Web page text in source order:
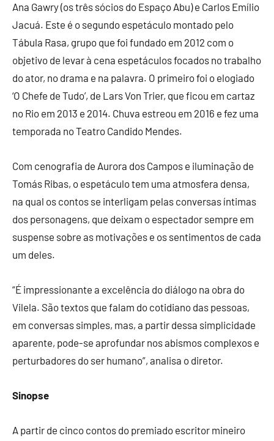
Ana Gawry (os três sócios do Espaço Abu) e Carlos Emílio
Jacuá. Este é o segundo espetáculo montado pelo
Tábula Rasa, grupo que foi fundado em 2012 com o
objetivo de levar à cena espetáculos focados no trabalho
do ator, no drama e na palavra. O primeiro foi o elogiado
‘O Chefe de Tudo’, de Lars Von Trier, que ficou em cartaz
no Rio em 2013 e 2014. Chuva estreou em 2016 e fez uma
temporada no Teatro Candido Mendes.
Com cenografia de Aurora dos Campos e iluminação de
Tomás Ribas, o espetáculo tem uma atmosfera densa,
na qual os contos se interligam pelas conversas íntimas
dos personagens, que deixam o espectador sempre em
suspense sobre as motivações e os sentimentos de cada
um deles.
“É impressionante a excelência do diálogo na obra do
Vilela. São textos que falam do cotidiano das pessoas,
em conversas simples, mas, a partir dessa simplicidade
aparente, pode-se aprofundar nos abismos complexos e
perturbadores do ser humano”, analisa o diretor.
Sinopse
A partir de cinco contos do premiado escritor mineiro